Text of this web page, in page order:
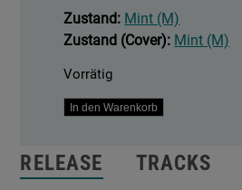
Zustand: Mint (M)
Zustand (Cover): Mint (M)
Vorrätig
Day-
(Based
On
In den Warenkorb
RELEASE TRACKS